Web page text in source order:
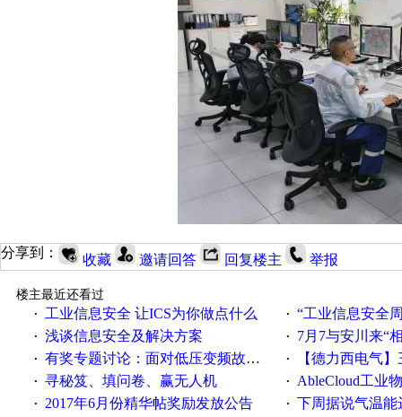
分享到： 收藏 邀请回答 回复楼主 举报
楼主最近还看过
·
工业信息安全 让ICS为你做点什么 · “工业信息安全周之我见”
· 浅谈信息安全及解决方案 · 7月7与安川来“
· 有奖专题讨论：面对低压变频故障，老手是这样解决的！ · 【德力西电气】三
· 寻秘笈、填问卷、赢无人机 · AbleCloud工业物联
· 2017年6月份精华帖奖励发放公告 · 下周据说气温能